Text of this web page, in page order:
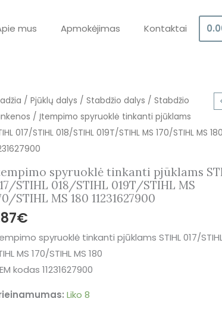
mus Apmokėjimas Kontaktai
/ Pjūklų dalys / Stabdžio dalys / Stabdžio
/ Įtempimo spyruoklė tinkanti pjūklams
017/STIHL 018/STIHL 019T/STIHL MS 170/STIHL MS 180
spyruoklė tinkanti pjūklams
STIHL 018/STIHL 019T/STIHL MS
STIHL MS 180 11231627900
€
spyruoklė tinkanti pjūklams STIHL 017/
MS 170/STIHL MS 180
kodas 11231627900
Liko 8
STIHL
STIHL